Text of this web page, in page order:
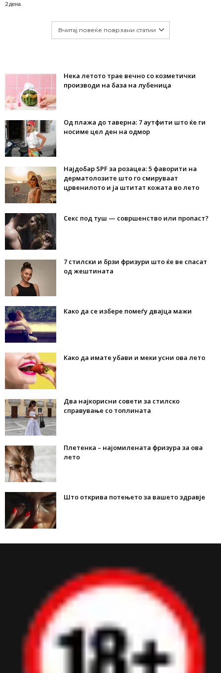
2 дена
Вчитај повеќе поврзани статии
Нека летото трае вечно со козметички
производи на база на лубеница
Од плажа до таверна: 7 аутфити што ќе ги
носиме цел ден на одмор
Најдобар SPF за розацеа: 5 фаворити на
дерматолозите што го смируваат
црвенилото и ја штитат кожата во лето
Секс под туш — совршенство или пропаст?
7 стилски и брзи фризури што ќе ве спасат
од жештината
Како да се избере помеѓу двајца мажи
Како да имате убави и меки усни ова лето
Два најкорисни совети за стилско
справување со топлината
Плетенка – најомилената фризура за ова
лето
Што открива потењето за вашето здравје